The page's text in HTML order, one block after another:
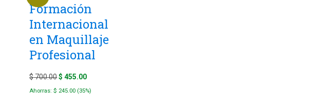
$ 400.00.$ 260.00.
Formación
Internacional
en Maquillaje
Profesional
$700.00Original
price
$ 455.00Current
price
Ahorras: $ 245.00 (35%)